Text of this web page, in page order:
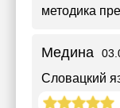
методика
Медина
Словацкий